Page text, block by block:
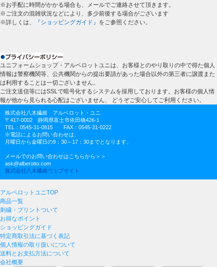
※お手配に時間がかかる場合も、メールでご連絡させて頂きます。
※ご注文の混雑状況などにより、多少前後する場合がございます
※詳しくは、
『ショッピングガイド』 をご参照ください。
ユニフォームショップ・アルベロットユニは、お客様とのやり取りの中で得た個人
情報は警察機関等、公共機関からの提出要請があった場合以外の第三者に譲渡また
は利用することは一切ございません。
ご注文送信等にはSSLで暗号化するシステムを採用しております。お客様の個人情
報が他から見られる心配はございません、 どうぞご安心してご利用ください。
株式会社八木繊維 アルベロット・ユニ
〒417-0002 静岡県富士市依田橋426-1
TEL：0545-31-0815 FAX：0545-31-0222
※電話によるお問い合わせは、
月曜日から金曜日の9：30～17：30までとなります。
メールでのお問い合わせはこちらから＞＞
ask@alberotto.com
株式会社八木繊維ウェブサイト
アルベロットユニTOP
商品一覧
刺繍・プリントついて
お得なポイント
ショッピングガイド
特定商取引法に基づく表記
個人情報の取り扱いについて
送料とお支払方法について
会社概要